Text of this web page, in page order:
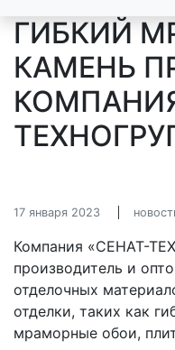
ГИБКИЙ
КАМЕНЬ
17 января 2023
Компания «СЕНАТ-
производитель и
отделочных
отделки, таких как
мраморные обои,